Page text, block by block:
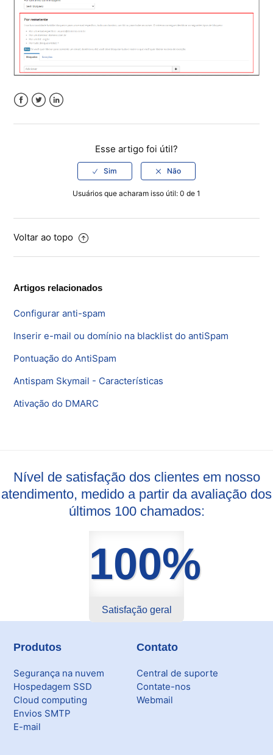
Esse artigo foi útil?
Usuários que acharam isso útil: 0 de 1
Voltar ao topo
Artigos relacionados
Configurar anti-spam
Inserir e-mail ou domínio na blacklist do antiSpam
Pontuação do AntiSpam
Antispam Skymail - Características
Ativação do DMARC
Nível de satisfação dos clientes em nosso
atendimento, medido a partir da avaliação dos
últimos 100 chamados:
100%
Satisfação geral
Produtos
Segurança na nuvem
Hospedagem SSD
Cloud computing
Envios SMTP
E-mail
Contato
Central de suporte
Contate-nos
Webmail